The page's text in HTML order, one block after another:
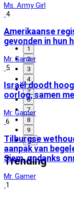
1
2
3
4
5
6
7
8
9
10
Trending
Ms. Army Girl
4
Amerikaanse
gevonden in hun
Mr. Gamer
5
Israël doodt
oorlog, samen
Mr. Gamer
6
Tilburgse
aanpak van
Siem, ondanks
Mr. Gamer
1